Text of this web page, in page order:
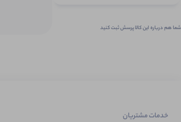
شما هم درباره این کالا پرسش ثبت کنید
خدمات مشتریان